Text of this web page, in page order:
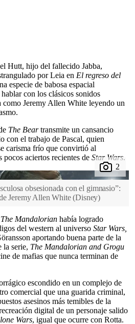
Hutt, hijo del fallecido Jabba,
por Leia en El regreso del
especie de babosa espacial
con los clásicos sonidos
como Jeremy Allen White leyendo un
The Beartransmite un cansancio
con el trabajo de Pascal, quien
carisma frío que convirtió al
aciertos recientes de Star Wars.
obsesionada con el gimnasio”:
Jeremy Allen White (Disney)
The Mandalorian había logrado
del western al universo Star Wars,
aportando buena parte de la
la serie, The Mandalorian and Grogu
de mafias que nunca terminan de
escondido en un complejo de
comercial que una guarida criminal,
asesinos más temibles de la
digital de un personaje salido
Wars, igual que ocurre con Rotta.